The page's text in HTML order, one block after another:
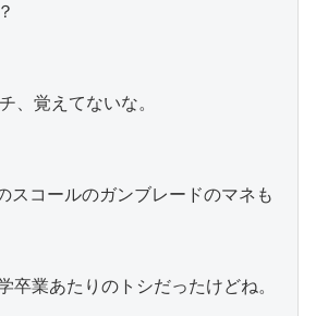
覚えてないな。
スコールのガンブレードのマネも
卒業あたりのトシだったけどね。